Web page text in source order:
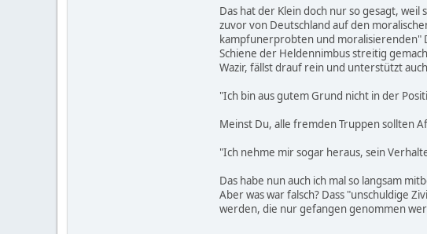
Das hat der Klein doch nur so gesagt,
zuvor von Deutschland auf den
kampfunerprobten und moralisierenden"
Schiene der Heldennimbus streitig
Wazir, fällst drauf rein und unterstützt
"Ich bin aus gutem Grund nicht in der
Meinst Du, alle fremden Truppen sollten
"Ich nehme mir sogar heraus, sein
Das habe nun auch ich mal so langsam
Aber was war falsch? Dass "unschuldige
werden, die nur gefangen genommen